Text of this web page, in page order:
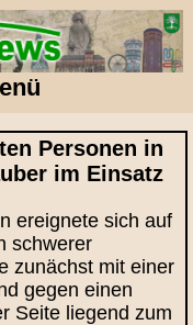
Personen in
im Einsatz
ereignete sich auf
schwerer
zunächst mit einer
gegen einen
Seite liegend zum